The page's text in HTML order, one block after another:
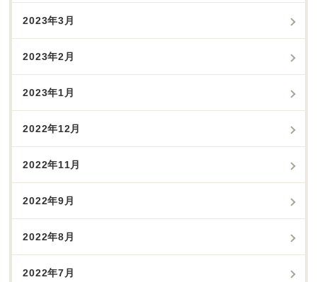
2023年3月
2023年2月
2023年1月
2022年12月
2022年11月
2022年9月
2022年8月
2022年7月